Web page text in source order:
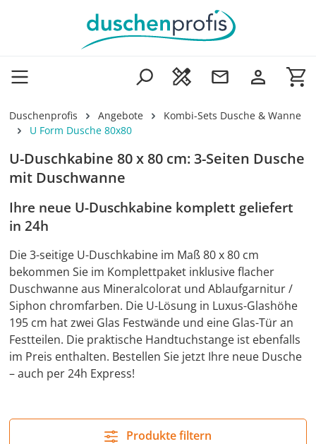
Zum Hauptinhalt springen
Duschenprofis Angebote
Kombi-Sets Dusche & Wanne
U Form Dusche 80x80
U-Duschkabine 80 x 80 cm: 3-Seiten Dusche
mit Duschwanne
Ihre neue U-Duschkabine komplett geliefert
in 24h
Die 3-seitige U-Duschkabine im Maß 80 x 80 cm
bekommen Sie im Komplettpaket inklusive flacher
Duschwanne aus Mineralcolorat und Ablaufgarnitur /
Siphon chromfarben. Die U-Lösung in Luxus-Glashöhe
195 cm hat zwei Glas Festwände und eine Glas-Tür an
Festteilen. Die praktische Handtuchstange ist ebenfalls
im Preis enthalten. Bestellen Sie jetzt Ihre neue Dusche
– auch per 24h Express!
Produkte filtern